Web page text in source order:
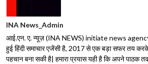
INA News_Admin
आई.एन. ए. न्यूज़ (INA NEWS) initiate news
हुई हिंदी समाचार एजेंसी है, 2017 से एक बड़ा सफर तय
पहचान बना सकी है| हमारा प्रयास यही है कि अपने पाठक